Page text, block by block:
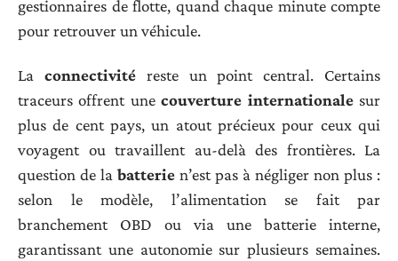
gestionnaires de flotte, quand chaque minute compte
pour retrouver un véhicule.
La connectivitéreste un point central. Certains
traceurs offrent unecouverture internationalesur
plus de cent pays, un atout précieux pour ceux qui
voyagent ou travaillent au-delà des frontières. La
question de la batterie n’est pas à négliger non plus :
selon le modèle, l’alimentation se fait par
branchement OBD ou via une batterie interne,
garantissant une autonomie sur plusieurs semaines.